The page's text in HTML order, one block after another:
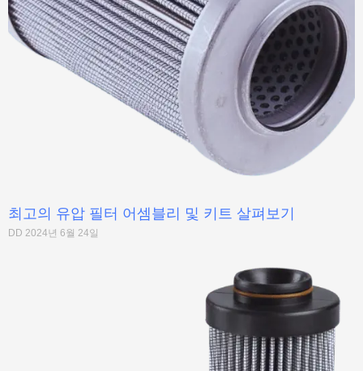
최고의 유압 필터 어셈블리 및 키트 살펴보기
DD 2024년 6월 24일